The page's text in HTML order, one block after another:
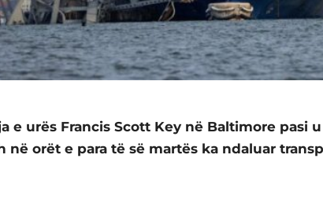
e urës Francis Scott Key në Baltimore pasi
në orët e para të së martës ka ndaluar